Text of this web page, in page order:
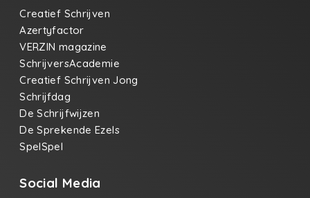
Creatief Schrijven
Azertyfactor
VERZIN magazine
SchrijversAcademie
Creatief Schrijven Jong
Schrijfdag
De Schrijfwijzen
De Sprekende Ezels
SpelSpel
Social Media